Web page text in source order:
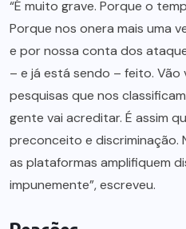
“É muito grave. Porque o
Porque nos onera mais uma
e por nossa conta dos
– e já está sendo – feito. Vão
pesquisas que nos
gente vai acreditar. É assim
preconceito e discriminação.
as plataformas amplifiquem
impunemente”, escreveu.